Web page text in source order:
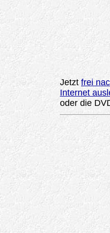
Jetzt frei
Internet
oder die